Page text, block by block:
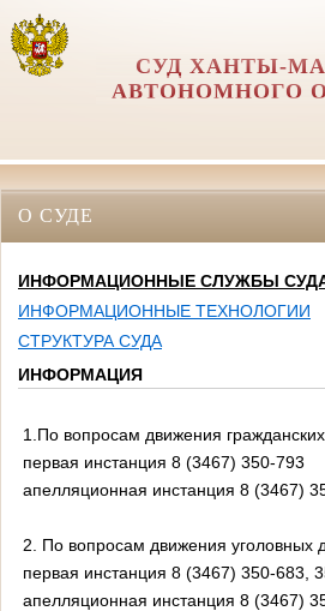
СУД ХАНТЫ-
АВТОНОМНОГО
О СУДЕ
ИНФОРМАЦИОННЫЕ СЛУЖБЫ
ИНФОРМАЦИОННЫЕ ТЕХНОЛОГИИ
СТРУКТУРА СУДА
ИНФОРМАЦИЯ
1.По вопросам движения
первая инстанция 8 (3467) 350-793
апелляционная инстанция 8 (3467)
2. По вопросам движения уголовных
первая инстанция 8 (3467) 350-683,
апелляционная инстанция 8 (3467)